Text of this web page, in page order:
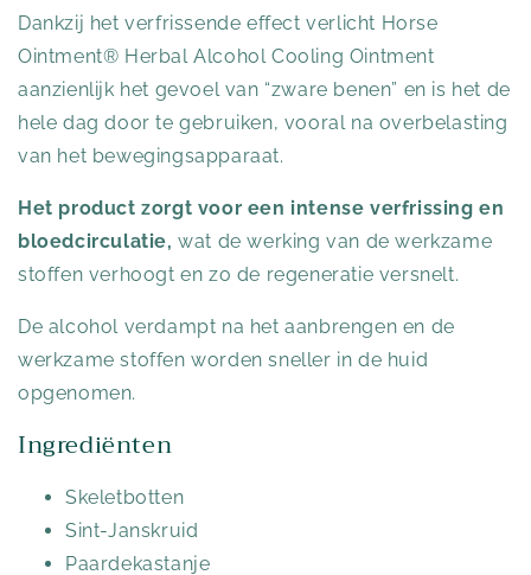
Dankzij het verfrissende effect verlicht Horse
Ointment® Herbal Alcohol Cooling Ointment
aanzienlijk het gevoel van “zware benen” en is het de
hele dag door te gebruiken, vooral na overbelasting
van het bewegingsapparaat.
Het product zorgt voor een intense verfrissing en
bloedcirculatie, wat de werking van de werkzame
stoffen verhoogt en zo de regeneratie versnelt.
De alcohol verdampt na het aanbrengen en de
werkzame stoffen worden sneller in de huid
opgenomen.
Ingrediënten
Skeletbotten
Sint-Janskruid
Paardekastanje